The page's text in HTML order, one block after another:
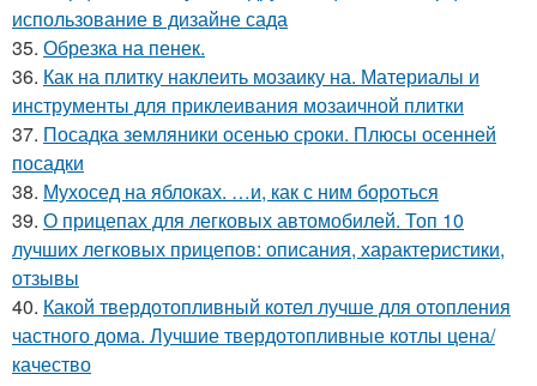
использование в дизайне сада
35. Обрезка на пенек.
36. Как на плитку наклеить мозаику на. Материалы и
инструменты для приклеивания мозаичной плитки
37. Посадка земляники осенью сроки. Плюсы осенней
посадки
38. Мухосед на яблоках. …и, как с ним бороться
39. О прицепах для легковых автомобилей. Топ 10
лучших легковых прицепов: описания, характеристики,
отзывы
40. Какой твердотопливный котел лучше для отопления
частного дома. Лучшие твердотопливные котлы цена/
качество